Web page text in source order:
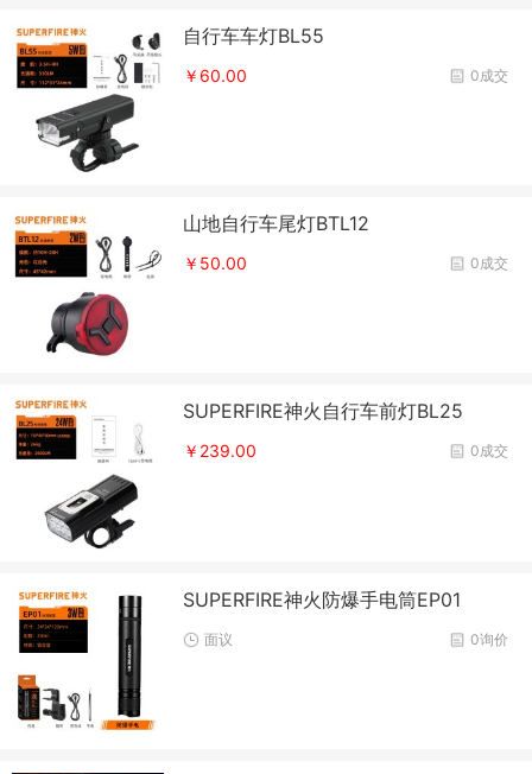
自行车车灯BL55
0成交
￥60.00
山地自行车尾灯BTL12
0成交
￥50.00
SUPERFIRE神火自行车前灯BL25
0成交
￥239.00
SUPERFIRE神火防爆手电筒EP01
0询价
面议